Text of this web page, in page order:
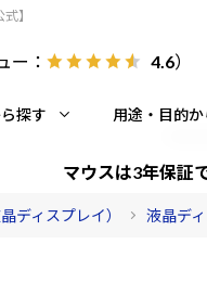
】
ー： 4.6）
探す 用途・目的
マウスは3年保証
ディスプレイ） 液晶デ